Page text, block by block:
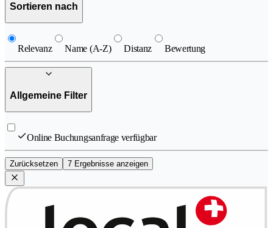
Sortieren nach
Relevanz Name (A-Z) Distanz Bewertung
Allgemeine Filter
Online Buchungsanfrage verfügbar
Zurücksetzen 7 Ergebnisse anzeigen